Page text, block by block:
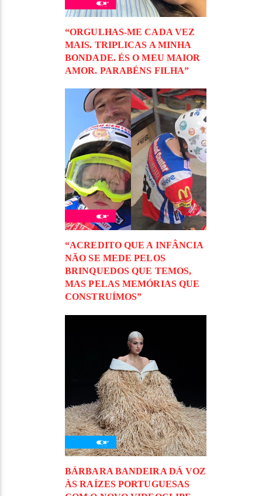
“ORGULHAS-ME CADA VEZ
MAIS. TRIPLICAS A MINHA
BONDADE. ÉS O MEU MAIOR
AMOR. PARABÉNS FILHA”
“ACREDITO QUE A INFÂNCIA
NÃO SE MEDE PELOS
BRINQUEDOS QUE TEMOS,
MAS PELAS MEMÓRIAS QUE
CONSTRUÍMOS”
BÁRBARA BANDEIRA DÁ VOZ
ÀS RAÍZES PORTUGUESAS